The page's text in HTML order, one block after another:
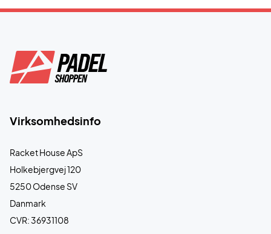
Virksomhedsinfo
Racket House ApS
Holkebjergvej 120
5250 Odense SV
Danmark
CVR: 36931108